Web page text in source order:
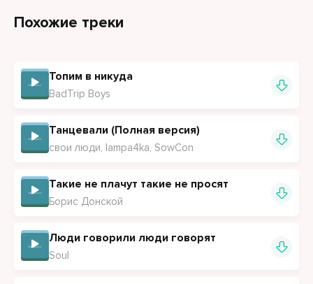
Похожие треки
Топим в никуда
BadTrip Boys
Танцевали (Полная версия)
свои люди, lampa4ka, SowCon
Такие не плачут такие не просят
Борис Донской
Люди говорили люди говорят
Soul